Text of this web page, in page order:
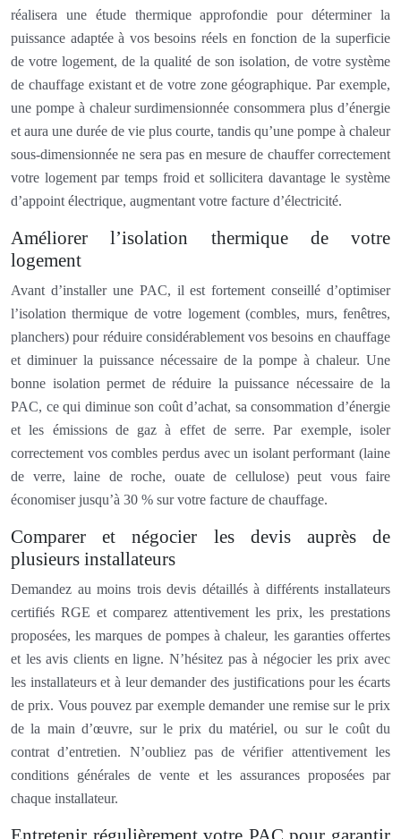
réalisera une étude thermique approfondie pour déterminer la
puissance adaptée à vos besoins réels en fonction de la superficie
de votre logement, de la qualité de son isolation, de votre système
de chauffage existant et de votre zone géographique. Par exemple,
une pompe à chaleur surdimensionnée consommera plus d’énergie
et aura une durée de vie plus courte, tandis qu’une pompe à chaleur
sous-dimensionnée ne sera pas en mesure de chauffer correctement
votre logement par temps froid et sollicitera davantage le système
d’appoint électrique, augmentant votre facture d’électricité.
Améliorer l’isolation thermique de votre
logement
Avant d’installer une PAC, il est fortement conseillé d’optimiser
l’isolation thermique de votre logement (combles, murs, fenêtres,
planchers) pour réduire considérablement vos besoins en chauffage
et diminuer la puissance nécessaire de la pompe à chaleur. Une
bonne isolation permet de réduire la puissance nécessaire de la
PAC, ce qui diminue son coût d’achat, sa consommation d’énergie
et les émissions de gaz à effet de serre. Par exemple, isoler
correctement vos combles perdus avec un isolant performant (laine
de verre, laine de roche, ouate de cellulose) peut vous faire
économiser jusqu’à 30 % sur votre facture de chauffage.
Comparer et négocier les devis auprès de
plusieurs installateurs
Demandez au moins trois devis détaillés à différents installateurs
certifiés RGE et comparez attentivement les prix, les prestations
proposées, les marques de pompes à chaleur, les garanties offertes
et les avis clients en ligne. N’hésitez pas à négocier les prix avec
les installateurs et à leur demander des justifications pour les écarts
de prix. Vous pouvez par exemple demander une remise sur le prix
de la main d’œuvre, sur le prix du matériel, ou sur le coût du
contrat d’entretien. N’oubliez pas de vérifier attentivement les
conditions générales de vente et les assurances proposées par
chaque installateur.